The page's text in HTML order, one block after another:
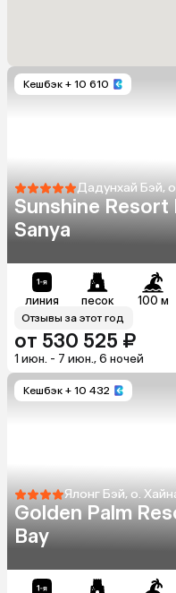
Кешбэк + 10 610
Дадунхай Бэй,
Sunshine Resort
Sanya
линия песок 100 м
Отзывы за этот год
от 530 525 ₽
1 июн. - 7 июн., 6 ночей
Кешбэк + 10 432
Ялонг Бэй, о.
Golden Palm
Bay